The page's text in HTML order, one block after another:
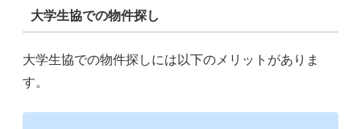
大学生協での物件探し
大学生協での物件探しには以下のメリットがありま
す。